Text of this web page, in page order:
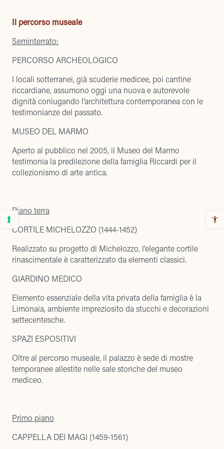
Il percorso museale
Seminterrato:
PERCORSO ARCHEOLOGICO
I locali sotterranei, già scuderie medicee, poi cantine
riccardiane, assumono oggi una nuova e autorevole
dignità coniugando l’architettura contemporanea con le
testimonianze del passato.
MUSEO DEL MARMO
Aperto al pubblico nel 2005, il Museo del Marmo
testimonia la predilezione della famiglia Riccardi per il
collezionismo di arte antica.
Piano terra
CORTILE MICHELOZZO (1444-1452)
Realizzato su progetto di Michelozzo, l’elegante cortile
rinascimentale è caratterizzato da elementi classici.
GIARDINO MEDICO
Elemento essenziale della vita privata della famiglia è la
Limonaia, ambiente impreziosito da stucchi e decorazioni
settecentesche.
SPAZI ESPOSITIVI
Oltre al percorso museale, il palazzo è sede di mostre
temporanee allestite nelle sale storiche del museo
mediceo.
Primo piano
CAPPELLA DEI MAGI (1459-1561)